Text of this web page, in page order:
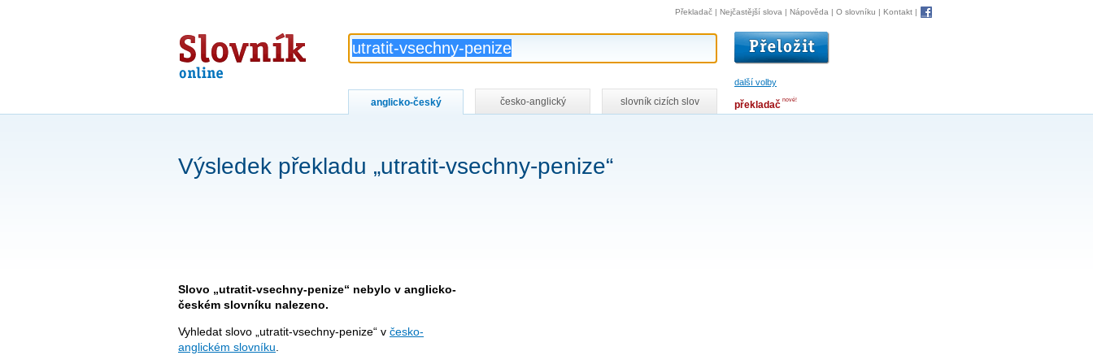
Slovník
online
další volby
Překladač | Nejčastější slova | Nápověda | O slovníku | Kontakt |
anglicko-český česko-anglický slovník cizích slov překladač nové!
Výsledek překladu „utratit-vsechny-penize“
Slovo „utratit-vsechny-penize“ nebylo v anglicko-
českém slovníku nalezeno.
Vyhledat slovo „utratit-vsechny-penize“ v česko-
anglickém slovníku